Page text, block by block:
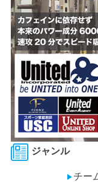
ジャンル
▶チー